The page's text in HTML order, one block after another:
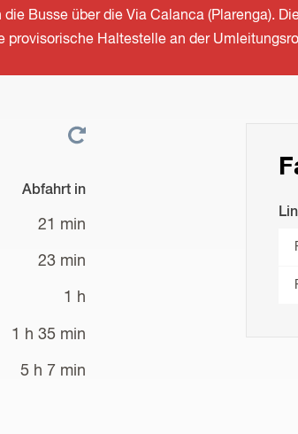
Busse über die Via Calanca (Plarenga).
provisorische Haltestelle an der
Abfahrt in
21 min
23 min
1 h
1 h 35 min
5 h 7 min